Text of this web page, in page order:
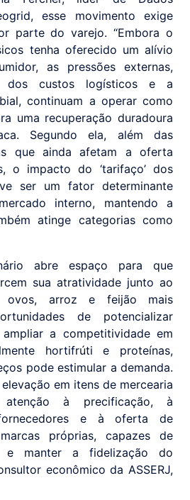
esse movimento exige
parte do varejo. “Embora o
tenha oferecido um alívio
as pressões externas,
dos custos logísticos e a
continuam a operar como
uma recuperação duradoura
Segundo ela, além das
que ainda afetam a oferta
o impacto do ‘tarifaço’ dos
ser um fator determinante
interno, mantendo a
atinge categorias como
abre espaço para que
sua atratividade junto ao
ovos, arroz e feijão mais
de potencializar
a competitividade em
hortifrúti e proteínas,
pode estimular a demanda.
em itens de mercearia
à precificação, à
e à oferta de
próprias, capazes de
e manter a fidelização do
econômico da ASSERJ,